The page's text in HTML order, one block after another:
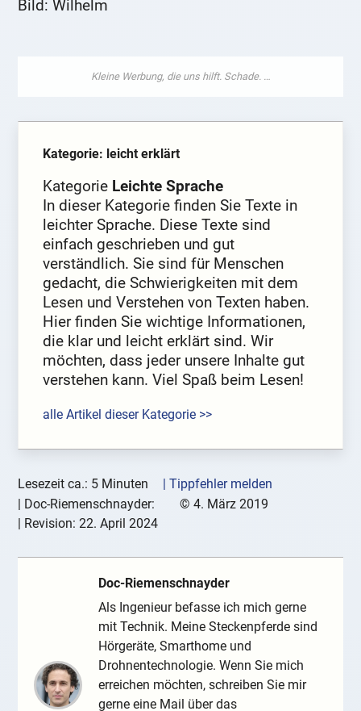
Bild: Wilhelm
Kategorie: leicht erklärt
Kategorie Leichte Sprache
In dieser Kategorie finden Sie Texte in
leichter Sprache. Diese Texte sind
einfach geschrieben und gut
verständlich. Sie sind für Menschen
gedacht, die Schwierigkeiten mit dem
Lesen und Verstehen von Texten haben.
Hier finden Sie wichtige Informationen,
die klar und leicht erklärt sind. Wir
möchten, dass jeder unsere Inhalte gut
verstehen kann. Viel Spaß beim Lesen!
alle Artikel dieser Kategorie >>
Lesezeit ca.: 5 Minuten
| Tippfehler melden
| Doc-Riemenschnayder: © 4. März 2019
| Revision:22. April 2024
Doc-Riemenschnayder
Als Ingenieur befasse ich mich gerne
mit Technik. Meine Steckenpferde sind
Hörgeräte, Smarthome und
Drohnentechnologie. Wenn Sie mich
erreichen möchten, schreiben Sie mir
gerne eine Mail über das